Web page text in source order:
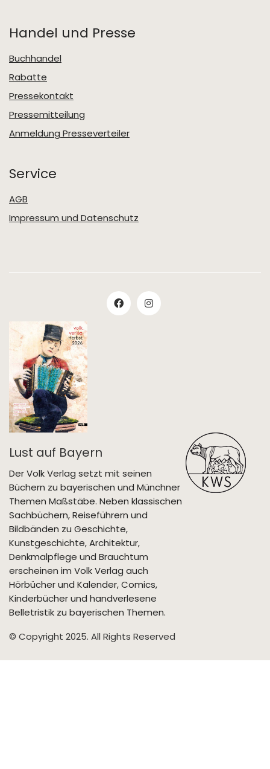
Handel und Presse
Buchhandel
Rabatte
Pressekontakt
Pressemitteilung
Anmeldung Presseverteiler
Service
AGB
Impressum und Datenschutz
Lust auf Bayern
Der Volk Verlag setzt mit seinen
Büchern zu bayerischen und Münchner
Themen Maßstäbe. Neben klassischen
Sachbüchern, Reiseführern und
Bildbänden zu Geschichte,
Kunstgeschichte, Architektur,
Denkmalpflege und Brauchtum
erscheinen im Volk Verlag auch
Hörbücher und Kalender, Comics,
Kinderbücher und handverlesene
Belletristik zu bayerischen Themen.
© Copyright 2025. All Rights Reserved